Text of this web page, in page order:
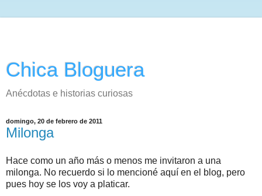
Chica Bloguera
Anécdotas e historias curiosas
domingo, 20 de febrero de 2011
Milonga
Hace como un año más o menos me invitaron a una
milonga. No recuerdo si lo mencioné aquí en el blog, pero
pues hoy se los voy a platicar.